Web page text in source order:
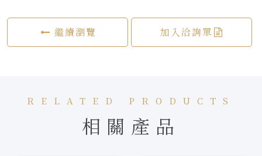
繼續瀏覽 加入洽詢單
RELATED PRODUCTS
相關產品